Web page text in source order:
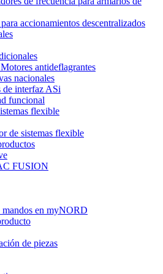
accionamientos descentralizados
antideflagrantes
nacionales
de interfaz ASi
funcional
flexible
de sistemas flexible
FUSION
mandos en myNORD
de piezas